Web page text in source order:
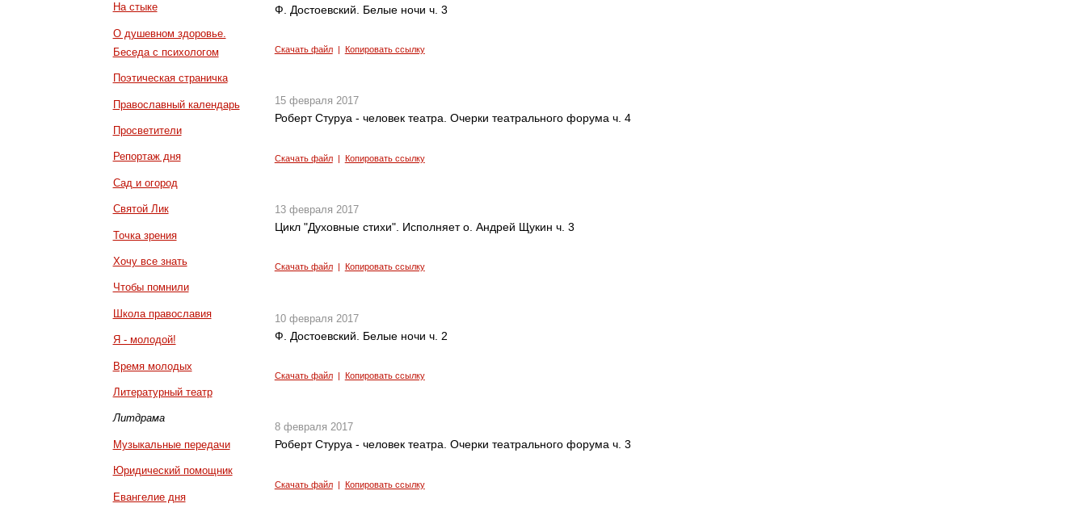
На стыке
О душевном здоровье.
Беседа с психологом
Поэтическая страничка
Православный календарь
Просветители
Репортаж дня
Сад и огород
Святой Лик
Точка зрения
Хочу все знать
Чтобы помнили
Школа православия
Я - молодой!
Время молодых
Литературный театр
Литдрама
Музыкальные передачи
Юридический помощник
Евангелие дня
Ф. Достоевский. Белые ночи ч. 3
Скачать файл| Копировать ссылку
15 февраля 2017
Роберт Стуруа - человек театра. Очерки театрального форума ч. 4
Скачать файл| Копировать ссылку
13 февраля 2017
Цикл "Духовные стихи". Исполняет о. Андрей Щукин ч. 3
Скачать файл| Копировать ссылку
10 февраля 2017
Ф. Достоевский. Белые ночи ч. 2
Скачать файл| Копировать ссылку
8 февраля 2017
Роберт Стуруа - человек театра. Очерки театрального форума ч. 3
Скачать файл| Копировать ссылку